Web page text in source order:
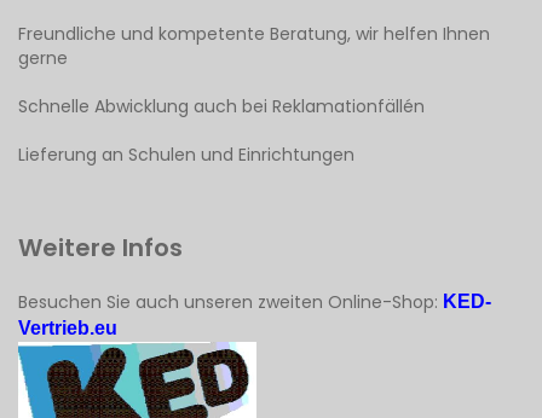
Freundliche und kompetente Beratung, wir helfen Ihnen
gerne
Schnelle Abwicklung auch bei Reklamationfällén
Lieferung an Schulen und Einrichtungen
Weitere Infos
Besuchen Sie auch unseren zweiten Online-Shop: KED-
Vertrieb.eu